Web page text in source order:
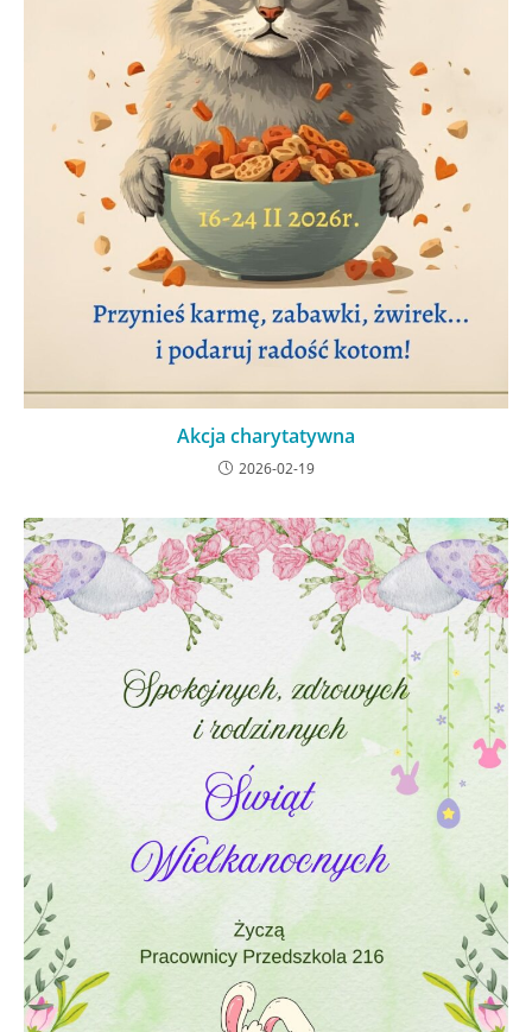
Akcja charytatywna
2026-02-19